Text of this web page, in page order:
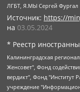
ЛГБТ, Я.МЫ Сергей Фургал
Источник: https://
на 03.05.2024
* Реестр
Калининградская региональная общественная организация "Экозащита!-Женсовет", Фонд содействия защите прав и свобод граждан "Общественный вердикт", Фонд "Институт Развития Свободы Информации", Частное учреждение "Информационное агентство МЕМО. РУ", Региональная общественная организация "Общественная комиссия по сохранению наследия академика Сахарова", Фонд поддержки свободы прессы, Санкт-Петербургская общественная правозащитная организация "Гражданский контроль", Межрегиональная общественная организация "Информационно-просветительский центр "Мемориал", Региональный Фонд "Центр Защиты Прав Средств Массовой Информации", с 05.12.2023 Фонд "Центр Защиты Прав Средств массовой информации", Региональная общественная благотворительная организация помощи беженцам и мигрантам "Гражданское содействие", Негосударственное образовательное учреждение дополнительного профессионального образования (повышение квалификации) специалистов "АКАДЕМИЯ ПО ПРАВАМ ЧЕЛОВЕКА", Свердловская региональная общественная организация "Сутяжник", Автономная некоммерческая организация "Центр независимых социологических исследований", Союз общественных объединений "Российский исследовательский центр по правам человека", Региональное общественное учреждение научно-информационный центр "МЕМОРИАЛ", Некоммерческая организация "Фонд защиты гласности", Автономная некоммерческая организация "Институт прав человека", Городская общественная организация "Екатеринбургское общество "МЕМОРИАЛ", Городская общественная организация "Рязанское историко-просветительское и правозащитное общество "Мемориал" (Рязанский Мемориал), Челябинский региональный орган общественной самодеятельности – женское общественное объединение "Женщины Евразии", Челябинский региональный орган общественной самодеятельности "Уральская правозащитная группа", Фонд содействия защите здоровья и социальной справедливости имени Андрея Рылькова, Автономная Некоммерческая Организация "Аналитический Центр Юрия Левады", Автономная некоммерческая организация социальной поддержки населения "Проект Апрель", Региональная общественная организация помощи женщинам и детям, находящимся в кризисной ситуации "Информационно-методический центр "Анна", Фонд содействия развитию массовых коммуникаций и правовому просвещению "Так-так-Так", Фонд содействия устойчивому развитию "Серебряная тайга", Свердловский региональный общественный фонд социальных проектов "Новое время", "Idel.Реалии", Кавказ.Реалии, Крым.Реалии, Телеканал Настоящее Время, Татаро-башкирская служба Радио Свобода (Azatliq Radiosi), Радио Свободная Европа/Радио Свобода (PCE/PC), "Сибирь.Реалии", "Фактограф", Благотворительный фонд помощи осужденным и их семьям, Автономная некоммерческая организация "Институт глобализации и социальных движений", Фонд "В защиту прав заключенных", Частное учреждение "Центр поддержки и содействия развитию средств массовой информации", Пензенский региональный общественный благотворительный фонд "Гражданский союз", "Север.Реалии", Некоммерческая организация Фонд "Правовая инициатива", Общество с ограниченной ответственностью "Радио Свободная Европа/Радио Свобода", Чешское информационное агентство "MEDIUM-ORIENT", Красноярская региональная общественная организация "Мы против СПИДа", Камалягин Денис Николаевич, Маркелов Сергей Евгеньевич, Пономарев Лев Александрович, Савицкая Людмила Алексеевна, Автономная некоммерческая организация "Центр по работе с проблемой насилия "НАСИЛИЮ.НЕТ", Межрегиональный профессиональный союз работников здравоохранения "Альянс врачей", Юридическое лицо, зарегистрированное в